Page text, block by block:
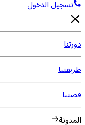
تسجيل الدخول
دورتنا
طريقتنا
قصتنا
المدونة